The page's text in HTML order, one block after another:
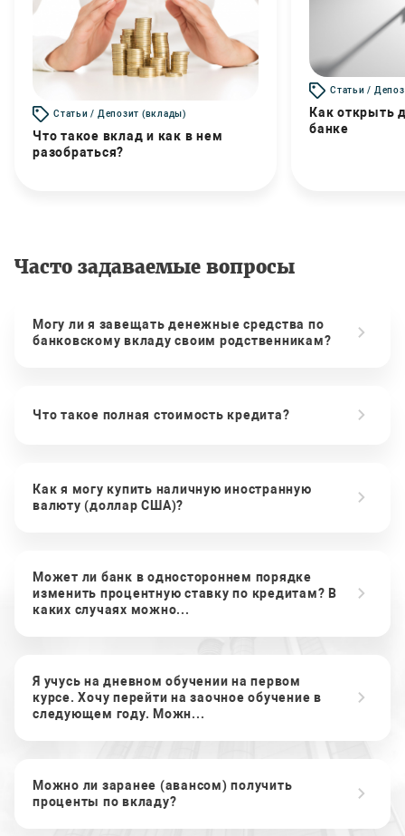
Статьи / Депозит (вклады)
Что такое вклад и как в нем
разобраться?
Статьи /
Как открыть
банке
Часто задаваемые вопросы
Могу ли я завещать денежные средства по
банковскому вкладу своим родственникам?
Что такое полная стоимость кредита?
Как я могу купить наличную иностранную
валюту (доллар США)?
Может ли банк в одностороннем порядке
изменить процентную ставку по кредитам? В
каких случаях можно...
Я учусь на дневном обучении на первом
курсе. Хочу перейти на заочное обучение в
следующем году. Можн...
Можно ли заранее (авансом) получить
проценты по вкладу?